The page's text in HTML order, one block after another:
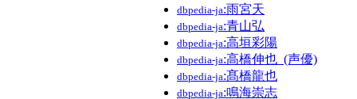
dbpedia-ja:雨宮天
dbpedia-ja:青山弘
dbpedia-ja:高垣彩陽
dbpedia-ja:高橋伸也_(声優)
dbpedia-ja:髙橋龍也
dbpedia-ja:鳴海崇志